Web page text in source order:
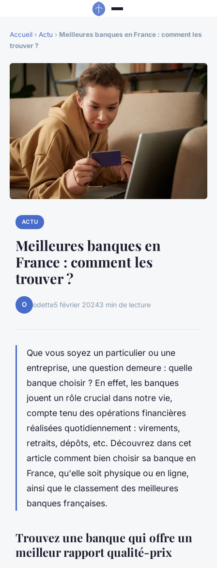
Accueil › Actu › Meilleures banques en France : comment les
trouver ?
ACTU
Meilleures banques en
France : comment les
trouver ?
O odette5 février 20243 min de lecture
Que vous soyez un particulier ou une
entreprise, une question demeure : quelle
banque choisir ? En effet, les banques
jouent un rôle crucial dans notre vie,
compte tenu des opérations financières
réalisées quotidiennement : virements,
retraits, dépôts, etc. Découvrez dans cet
article comment bien choisir sa banque en
France, qu'elle soit physique ou en ligne,
ainsi que le classement des meilleures
banques françaises.
Trouvez une banque qui offre un
meilleur rapport qualité-prix